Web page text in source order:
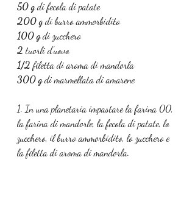
50 g di fecola di patate
200 g di burro ammorbidito
100 g di zucchero
2 tuorli d'uovo
1/2 filetta di aroma di mandorla
300 g di marmellata di amarene
1. In una planetaria impastare la farina 00,
la farina di mandorle, la fecola di patate, lo
zucchero, il burro ammorbidito, lo zucchero e
la filetta di aroma di mandorla.